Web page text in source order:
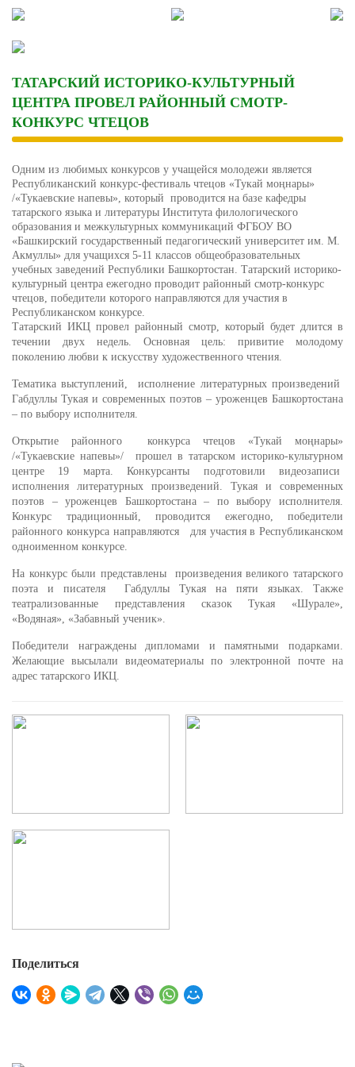
Skip
content
ТАТАРСКИЙ ИСТОРИКО-КУЛЬТУРНЫЙ
ЦЕНТРА ПРОВЕЛ РАЙОННЫЙ СМОТР-
КОНКУРС ЧТЕЦОВ
Одним из любимых конкурсов у учащейся молодежи является
Республиканский конкурс-фестиваль чтецов «Тукай моңнары»
/«Тукаевские напевы», который проводится на базе кафедры
татарского языка и литературы Института филологического
образования и межкультурных коммуникаций ФГБОУ ВО
«Башкирский государственный педагогический университет им. М.
Акмуллы» для учащихся 5-11 классов общеобразовательных
учебных заведений Республики Башкортостан. Татарский историко-
культурный центра ежегодно проводит районный смотр-конкурс
чтецов, победители которого направляются для участия в
Республиканском конкурсе.
Татарский ИКЦ провел районный смотр, который будет длится в
течении двух недель. Основная цель: привитие молодому
поколению любви к искусству художественного чтения.
Тематика выступлений, исполнение литературных произведений
Габдуллы Тукая и современных поэтов – уроженцев Башкортостана
– по выбору исполнителя.
Открытие районного конкурса чтецов «Тукай моңнары»
/«Тукаевские напевы»/ прошел в татарском историко-культурном
центре 19 марта. Конкурсанты подготовили видеозаписи
исполнения литературных произведений. Тукая и современных
поэтов – уроженцев Башкортостана – по выбору исполнителя.
Конкурс традиционный, проводится ежегодно, победители
районного конкурса направляются для участия в Республиканском
одноименном конкурсе.
На конкурс были представлены произведения великого татарского
поэта и писателя Габдуллы Тукая на пяти языках. Также
театрализованные представления сказок Тукая «Шурале»,
«Водяная», «Забавный ученик».
Победители награждены дипломами и памятными подарками.
Желающие высылали видеоматериалы по электронной почте на
адрес татарского ИКЦ.
Поделиться